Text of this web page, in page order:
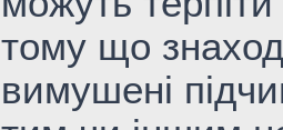
тому що
вимушені